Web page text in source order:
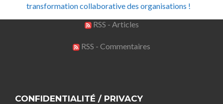
transformation collaborative des organisations !
RSS - Articles
RSS - Commentaires
CONFIDENTIALITÉ / PRIVACY